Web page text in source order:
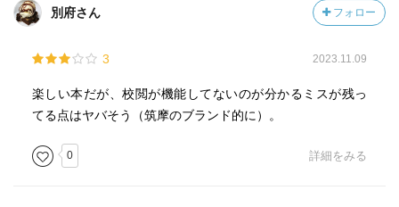
別府さん フォロー
3 2023.11.09
楽しい本だが、校閲が機能してないのが分かるミスが残っ
てる点はヤバそう（筑摩のブランド的に）。
0 詳細をみる